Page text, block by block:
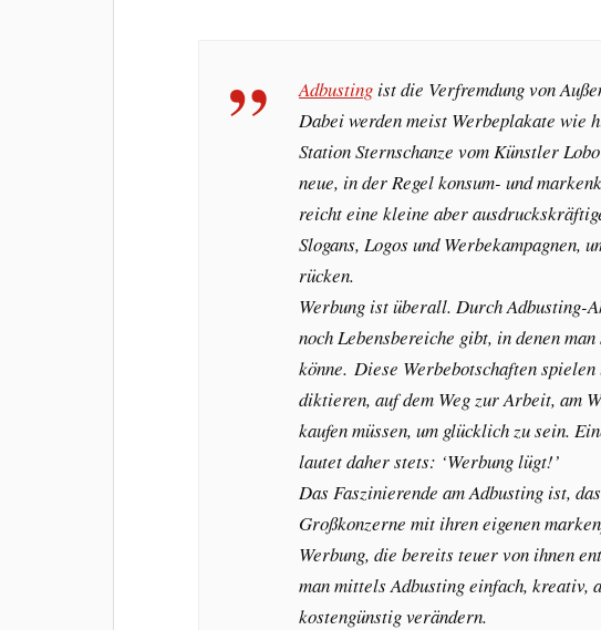
Adbustingist die Verfremdung von
Dabei werden meist Werbeplakate wie
Station Sternschanze vom Künstler
neue, in der Regel konsum- und
reicht eine kleine aber
Slogans, Logos und Werbekampagnen,
rücken.
Werbung ist überall. Durch Adbusting-
noch Lebensbereiche gibt, in denen
könne. Diese Werbebotschaften
diktieren, auf dem Weg zur Arbeit, am
kaufen müssen, um glücklich zu sein.
lautet daher stets: ‘Werbung lügt!’
Das Faszinierende am Adbusting ist,
Großkonzerne mit ihren eigenen
Werbung, die bereits teuer von ihnen
man mittels Adbusting einfach, kreativ,
kostengünstig verändern.